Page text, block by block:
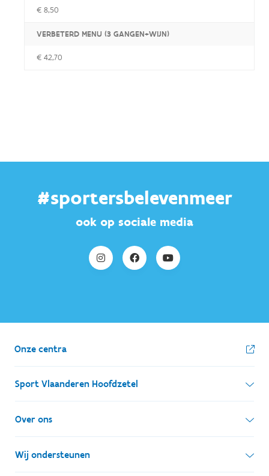
€ 8,50
VERBETERD MENU (3 GANGEN+WIJN)
€ 42,70
#sportersbelevenmeer
ook op sociale media
Onze centra
Sport Vlaanderen Hoofdzetel
Simon Bolivarlaan 17
1000 Brussel
Ondernemingsnummer: BE 0248.142.826
Over ons
Wie zijn we, wat doen we
Wij ondersteunen